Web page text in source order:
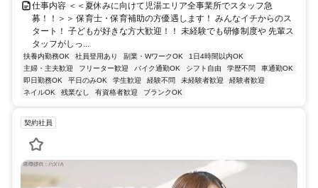
仕事内容 ＜＜夏休みに向けて児湯エリア全事業所でスタッフ急
募！！＞＞ 保育士・保育補助の方優遇します！ みんなイチからのス
タート！ 子どもが好きな方大歓迎！！ 未経験でも研修制度や 先輩ス
タッフがしっ...
扶養内勤務OK 社員登用あり 副業・WワークOK
1日4時間以内OK
主婦・主夫歓迎
フリーター歓迎 バイク通勤OK シフト自由 学歴不問
車通勤OK
即日勤務OK
平日のみOK 学生歓迎 経験不問 未経験者歓迎
経験者歓迎
ネイルOK
残業なし 有資格者歓迎 ブランクOK
契約社員